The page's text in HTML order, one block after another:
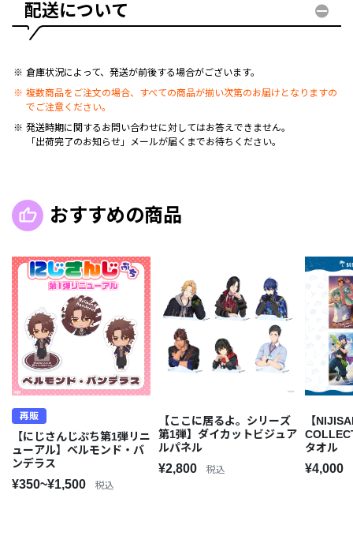
配送について
倉庫状況によって、発送が前後する場合がございます。
複数商品をご注文の場合、すべての商品が揃い次第のお届けとなりますの
でご注意ください。
発送時期に関するお問い合わせに対してはお答えできません。
「出荷完了のお知らせ」メールが届くまでお待ちください。
おすすめの商品
再販
【にじさんじぷち第1弾リニ
ューアル】ベルモンド・バ
ンデラス
¥350~¥1,500 税込
【ここに居るよ。シリーズ
第1弾】ダイカットビジュア
ルパネル
¥2,800 税込
【
タオル
¥4,000